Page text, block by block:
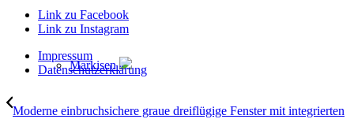
Markisen
Link zu Facebook
Link zu Instagram
Impressum
Datenschutzerklärung
Moderne einbruchsichere graue dreiflügige Fenster mit integrierten